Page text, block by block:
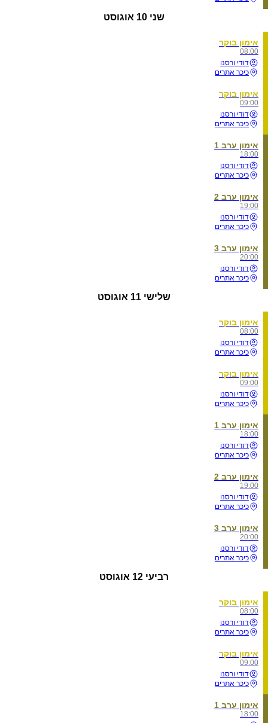
שני 10 אוגוסט
אימון בוקר
08:00
דודי ורסנו
כיכר אתרים
אימון בוקר
09:00
דודי ורסנו
כיכר אתרים
אימון ערב 1
18:00
דודי ורסנו
כיכר אתרים
אימון ערב 2
19:00
דודי ורסנו
כיכר אתרים
אימון ערב 3
20:00
דודי ורסנו
כיכר אתרים
שלישי 11 אוגוסט
אימון בוקר
08:00
דודי ורסנו
כיכר אתרים
אימון בוקר
09:00
דודי ורסנו
כיכר אתרים
אימון ערב 1
18:00
דודי ורסנו
כיכר אתרים
אימון ערב 2
19:00
דודי ורסנו
כיכר אתרים
אימון ערב 3
20:00
דודי ורסנו
כיכר אתרים
רביעי 12 אוגוסט
אימון בוקר
08:00
דודי ורסנו
כיכר אתרים
אימון בוקר
09:00
דודי ורסנו
כיכר אתרים
אימון ערב 1
18:00